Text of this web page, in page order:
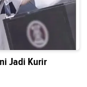
Jadi Kurir